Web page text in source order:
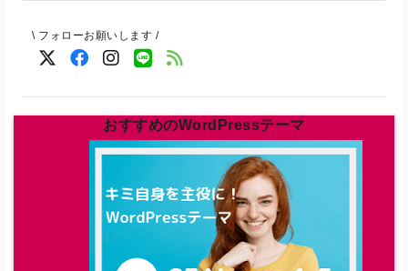
\ フォローお願いします /
おすすめのWordPressテーマ